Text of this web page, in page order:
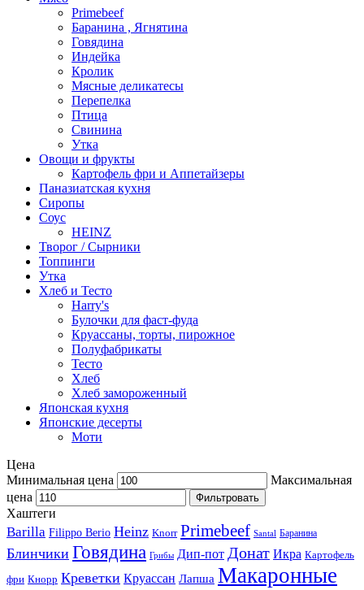
Primebeef
Баранина , Ягнятина
Говядина
Индейка
Кролик
Мясные деликатесы
Перепелка
Птица
Свинина
Утка
Овощи и фрукты
Картофель фри и Аппетайзеры
Паназиатская кухня​
Сиропы
Соус
HEINZ
Творог / Сырники
Топпинги
Утка
Хлеб и Тесто
Harry's
Булочки для фаст-фуда
Круассаны, торты, пирожное
Полуфабрикаты
Тесто
Хлеб
Хлеб замороженный
Японская кухня
Японские десерты
Моти
Цена
Минимальная цена
Максимальная
цена
Фильтровать
Хаштеги
Barilla Filippo Berio Heinz Knorr Primebeef Santal Баранина
Блинчики Говядина Грибы Дип-пот Донат Икра Картофель
фри Кнорр Креветки Круассан Лапша Макаронные